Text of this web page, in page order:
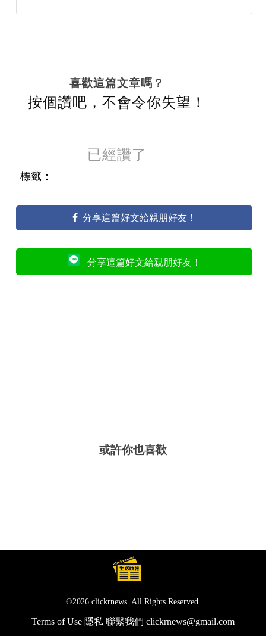
喜歡這篇文章嗎？
按個讚吧，不會令你失望！
已經讚了
標籤：
分享這篇好文給親朋好友！
分享這篇好文給親朋好友！
或許你也喜歡
©2026 clickrnews. All Rights Reserved.
Terms of Use 隱私 聯繫我們 clickrnews@gmail.com